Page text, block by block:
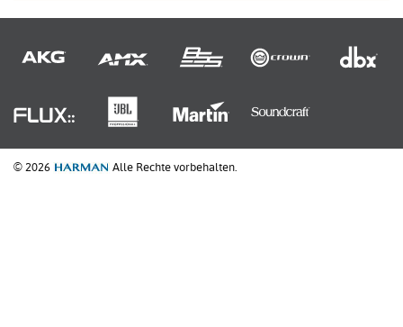
© 2026 Alle Rechte vorbehalten.